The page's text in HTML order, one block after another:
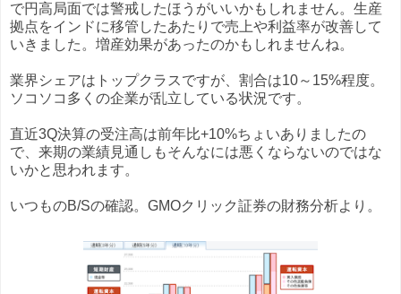
で円高局面では警戒したほうがいいかもしれません。生産
拠点をインドに移管したあたりで売上や利益率が改善して
いきました。増産効果があったのかもしれませんね。
業界シェアはトップクラスですが、割合は10～15%程度。
ソコソコ多くの企業が乱立している状況です。
直近3Q決算の受注高は前年比+10%ちょいありましたの
で、来期の業績見通しもそんなには悪くならないのではな
いかと思われます。
いつものB/Sの確認。GMOクリック証券の財務分析より。